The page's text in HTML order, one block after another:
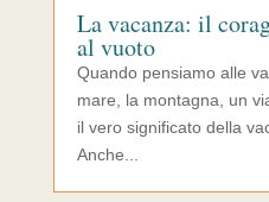
La vacanza: il
al vuoto
Quando pensiamo alle
mare, la montagna, un
il vero significato della
Anche...